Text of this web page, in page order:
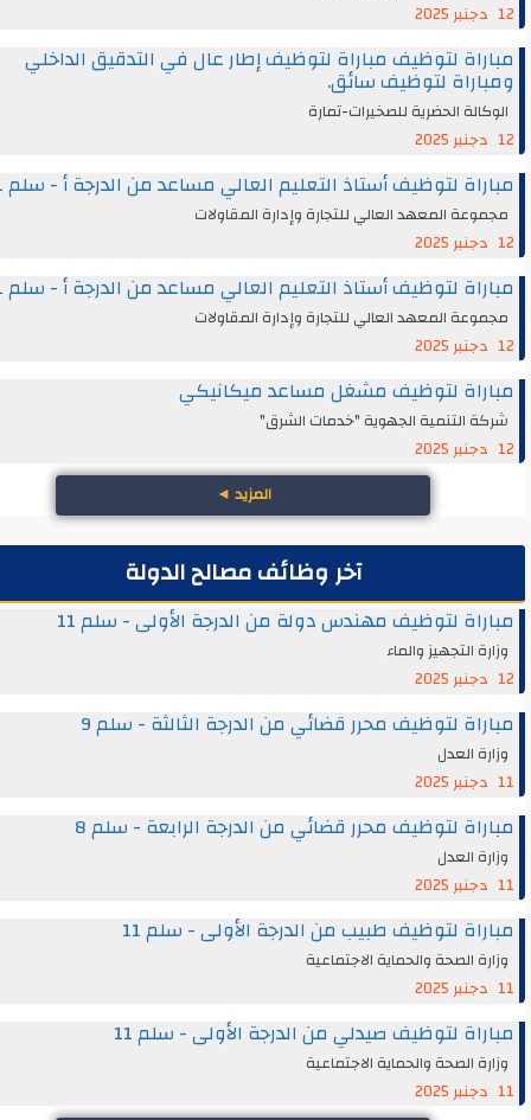
لتوظيف مباراة لتوظيف إطار عال في التدقيق الداخلي
لتوظيف سائق.
الحضرية للصخيرات-تمارة
لتوظيف أستاذ التعليم العالي مساعد من الدرجة أ - سلم 11
المعهد العالي للتجارة وإدارة المقاولات
لتوظيف أستاذ التعليم العالي مساعد من الدرجة أ - سلم 11
المعهد العالي للتجارة وإدارة المقاولات
لتوظيف مشغل مساعد ميكانيكي
التنمية الجهوية "خدمات الشرق"
◄
آخر وظائف مصالح الدولة
لتوظيف مهندس دولة من الدرجة الأولى - سلم 11
التجهيز والماء
لتوظيف محرر قضائي من الدرجة الثالثة - سلم 9
العدل
لتوظيف محرر قضائي من الدرجة الرابعة - سلم 8
العدل
لتوظيف طبيب من الدرجة الأولى - سلم 11
الصحة والحماية الاجتماعية
لتوظيف صيدلي من الدرجة الأولى - سلم 11
الصحة والحماية الاجتماعية